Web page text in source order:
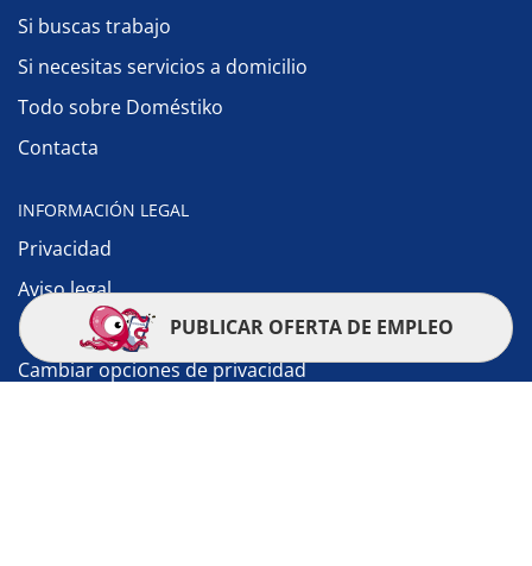
Si buscas trabajo
Si necesitas servicios a domicilio
Todo sobre Doméstiko
Contacta
INFORMACIÓN LEGAL
Privacidad
Aviso legal
Política de cookies
Cambiar opciones de privacidad
PUBLICAR OFERTA DE EMPLEO